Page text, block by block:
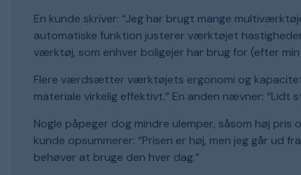
En kunde skriver: “Jeg har brugt mange
automatiske funktion justerer værktøjet
værktøj, som enhver boligejer har brug for (efter min
Flere værdsætter værktøjets ergonomi og kapacitet.
materiale virkelig effektivt.” En anden nævner: “Lidt
Nogle påpeger dog mindre ulemper, såsom høj
kunde opsummerer: “Prisen er høj, men jeg går ud
behøver at bruge den hver dag.”